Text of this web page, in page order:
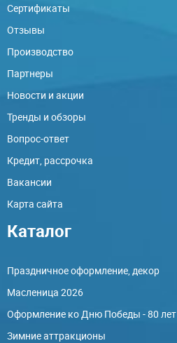
Сертификаты
Отзывы
Производство
Партнеры
Новости и акции
Тренды и обзоры
Вопрос-ответ
Кредит, рассрочка
Вакансии
Карта сайта
Каталог
Праздничное оформление, декор
Масленица 2026
Оформление ко Дню Победы - 80 лет
Зимние аттракционы